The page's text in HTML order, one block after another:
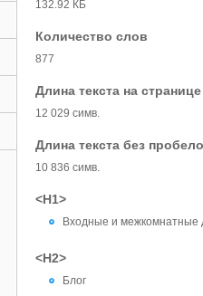
132.92 КБ
Количество слов
877
Длина текста на странице
12 029 симв.
Длина текста без
10 836 симв.
<H1>
Входные и межкомнатные
<H2>
Блог